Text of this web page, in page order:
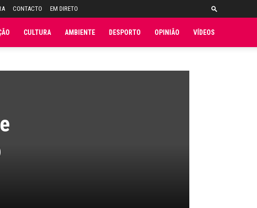
CONTACTO EM DIRETO
CULTURA AMBIENTE DESPORTO OPINIÃO VÍDEOS